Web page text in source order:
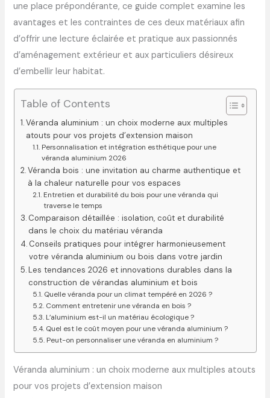
une place prépondérante, ce guide complet examine les
avantages et les contraintes de ces deux matériaux afin
d’offrir une lecture éclairée et pratique aux passionnés
d’aménagement extérieur et aux particuliers désireux
d’embellir leur habitat.
Table of Contents
Véranda aluminium : un choix moderne aux multiples
atouts pour vos projets d’extension maison
Personnalisation et intégration esthétique pour une
véranda aluminium 2026
Véranda bois : une invitation au charme authentique et
à la chaleur naturelle pour vos espaces
Entretien et durabilité du bois pour une véranda qui
traverse le temps
Comparaison détaillée : isolation, coût et durabilité
dans le choix du matériau véranda
Conseils pratiques pour intégrer harmonieusement
votre véranda aluminium ou bois dans votre jardin
Les tendances 2026 et innovations durables dans la
construction de vérandas aluminium et bois
Quelle véranda pour un climat tempéré en 2026 ?
Comment entretenir une véranda en bois ?
L’aluminium est-il un matériau écologique ?
Quel est le coût moyen pour une véranda aluminium ?
Peut-on personnaliser une véranda en aluminium ?
Véranda aluminium : un choix moderne aux multiples atouts
pour vos projets d’extension maison